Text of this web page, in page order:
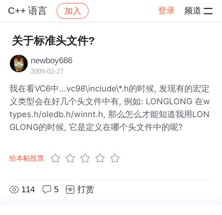
C++ 语言 加入 登录 频道
社区 C++ 语言
关于标准头文件?
newboy686
2009-02-27
我在看VC6中...vc98\include\*.h的时候, 发现有的宏定
义类型会在好几个头文件中有, 例如: LONGLONG 在w
types.h/oledb.h/winnt.h, 那么怎么才能知道我用LON
GLONG的时候, 它是定义在哪个头文件中的呢?
给本帖投票
114 5 打赏